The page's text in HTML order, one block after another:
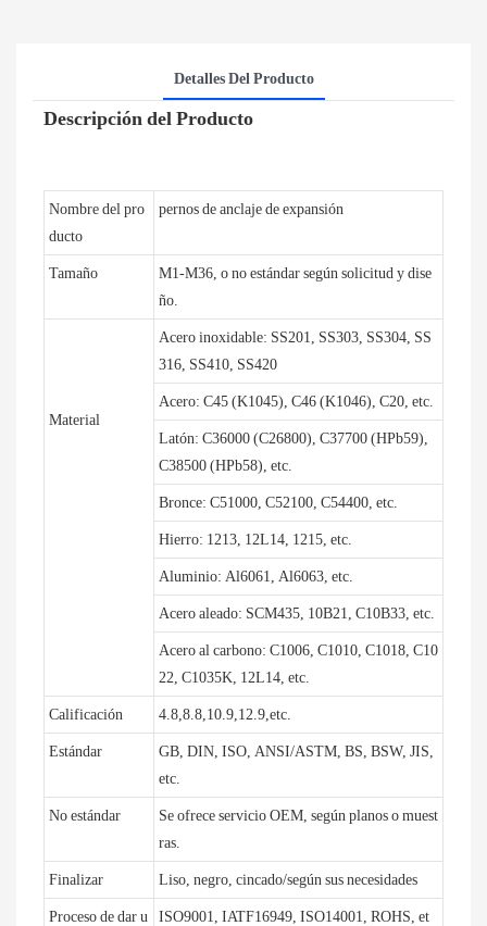
Detalles Del Producto
Descripción del Producto
Nombre del pro
ducto
pernos de anclaje de expansión
Tamaño
M1-M36, o no estándar según solicitud y dise
ño.
Material
Acero inoxidable: SS201, SS303, SS304, SS
316, SS410, SS420
Acero: C45 (K1045), C46 (K1046), C20, etc.
Latón: C36000 (C26800), C37700 (HPb59),
C38500 (HPb58), etc.
Bronce: C51000, C52100, C54400, etc.
Hierro: 1213, 12L14, 1215, etc.
Aluminio: Al6061, Al6063, etc.
Acero aleado: SCM435, 10B21, C10B33, etc.
Acero al carbono: C1006, C1010, C1018, C10
22, C1035K, 12L14, etc.
Calificación 4.8,8.8,10.9,12.9,etc.
Estándar
GB, DIN, ISO, ANSI/ASTM, BS, BSW, JIS,
etc.
No estándar
Se ofrece servicio OEM, según planos o muest
ras.
Finalizar Liso, negro, cincado/según sus necesidades
Proceso de dar u
ISO9001, IATF16949, ISO14001, ROHS, et